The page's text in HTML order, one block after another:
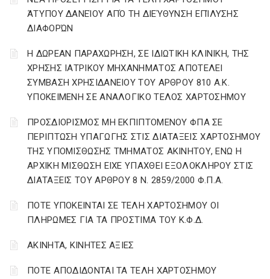
ΆΤΥΠΟΥ ΔΑΝΕΊΟΥ ΑΠΌ ΤΗ ΔΙΕΎΘΥΝΣΗ ΕΠΊΛΥΣΗΣ
ΔΙΑΦΟΡΏΝ
Η ΔΩΡΕΑΝ ΠΑΡΑΧΩΡΗΣΗ, ΣΕ ΙΔΙΩΤΙΚΗ ΚΛΙΝΙΚΗ, ΤΗΣ
ΧΡΗΣΗΣ ΙΑΤΡΙΚΟΥ ΜΗΧΑΝΗΜΑΤΟΣ ΑΠΟΤΕΛΕΙ
ΣΥΜΒΑΣΗ ΧΡΗΣΙΔΑΝΕΙΟΥ ΤΟΥ ΑΡΘΡΟΥ 810 Α.Κ.
ΥΠΟΚΕΙΜΕΝΗ ΣΕ ΑΝΑΛΟΓΙΚΟ ΤΕΛΟΣ ΧΑΡΤΟΣΗΜΟΥ
ΠΡΟΣΔΙΟΡΙΣΜΟΣ ΜΗ ΕΚΠΙΠΤΟΜΕΝΟΥ ΦΠΑ ΣΕ
ΠΕΡΙΠΤΩΣΗ ΥΠΑΓΩΓΗΣ ΣΤΙΣ ΔΙΑΤΑΞΕΙΣ ΧΑΡΤΟΣΗΜΟΥ
ΤΗΣ ΥΠΟΜΙΣΘΩΣΗΣ ΤΜΗΜΑΤΟΣ ΑΚΙΝΗΤΟΥ, ΕΝΩ Η
ΑΡΧΙΚΗ ΜΙΣΘΩΣΗ ΕΙΧΕ ΥΠΑΧΘΕΙ ΕΞΟΛΟΚΛΗΡΟΥ ΣΤΙΣ
ΔΙΑΤΑΞΕΙΣ ΤΟΥ ΑΡΘΡΟΥ 8 Ν. 2859/2000 Φ.Π.Α.
ΠΟΤΕ ΥΠΟΚΕΙΝΤΑΙ ΣΕ ΤΕΛΗ ΧΑΡΤΟΣΗΜΟΥ ΟΙ
ΠΛΗΡΩΜΕΣ ΓΙΑ ΤΑ ΠΡΟΣΤΙΜΑ ΤΟΥ Κ.Φ.Δ.
ΑΚΙΝΗΤΑ, ΚΙΝΗΤΕΣ ΑΞΙΕΣ
ΠΟΤΕ ΑΠΟΔΙΔΟΝΤΑΙ ΤΑ ΤΕΛΗ ΧΑΡΤΟΣΗΜΟΥ